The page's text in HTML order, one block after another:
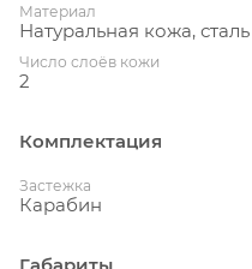
Материал
Натуральная кожа, сталь
Число слоёв кожи
2
Комплектация
Застежка
Карабин
Габариты